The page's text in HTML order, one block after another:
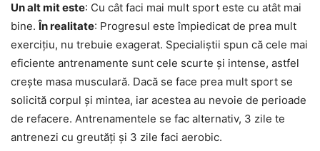
Un alt mit este: Cu cât faci mai mult sport este cu atât mai
bine.În realitate: Progresul este împiedicat de prea mult
exercițiu, nu trebuie exagerat. Specialiștii spun că cele mai
eficiente antrenamente sunt cele scurte și intense, astfel
crește masa musculară. Dacă se face prea mult sport se
solicită corpul și mintea, iar acestea au nevoie de perioade
de refacere. Antrenamentele se fac alternativ, 3 zile te
antrenezi cu greutăți și 3 zile faci aerobic.